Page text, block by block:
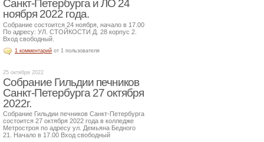
Санкт-Петербурга и ЛО 24
ноября 2022 года.
Собрание состоится 24 ноября, начало в 17.00
По адресу: УЛ. СТОЙКОСТИ Д. 28 корпус 2.
Вход свободный.
1 комментарий от 1 пользователя
25 октября 2022
Собрание Гильдии печников
Санкт-Петербурга 27 октября
2022г.
Собрание Гильдии печников Санкт-Петербурга
состоится 27 октября 2022 года в колледже
Метростроя по адресу ул. Демьяна Бедного
21. Начало в 17.00 Вход свободный